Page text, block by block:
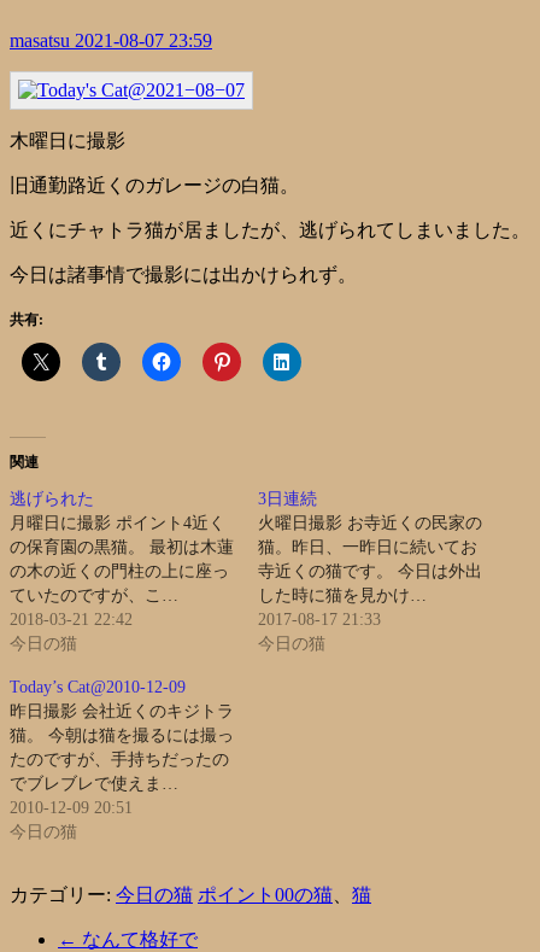
masatsu 2021-08-07 23:59
木曜日に撮影
旧通勤路近くのガレージの白猫。
近くにチャトラ猫が居ましたが、逃げられてしまいました。
今日は諸事情で撮影には出かけられず。
共有:
関連
逃げられた
月曜日に撮影 ポイント4近く
の保育園の黒猫。 最初は木蓮
の木の近くの門柱の上に座っ
ていたのですが、こ…
2018-03-21 22:42
今日の猫
3日連続
火曜日撮影 お寺近くの民家の
猫。昨日、一昨日に続いてお
寺近くの猫です。 今日は外出
した時に猫を見かけ…
2017-08-17 21:33
今日の猫
Today’s Cat@2010-12-09
昨日撮影 会社近くのキジトラ
猫。 今朝は猫を撮るには撮っ
たのですが、手持ちだったの
でブレブレで使えま…
2010-12-09 20:51
今日の猫
カテゴリー: 今日の猫 ポイント00の猫 猫
← なんて格好で